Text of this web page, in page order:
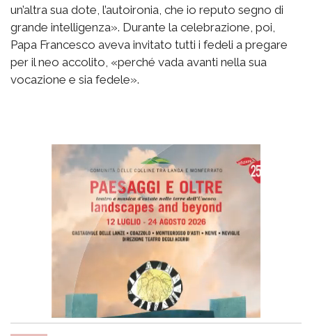
un’altra sua dote, l’autoironia, che io reputo segno di
grande intelligenza». Durante la celebrazione, poi,
Papa Francesco aveva invitato tutti i fedeli a pregare
per il neo accolito, «perché vada avanti nella sua
vocazione e sia fedele».